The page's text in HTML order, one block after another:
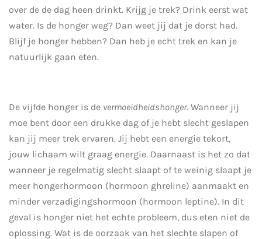
over de de dag heen drinkt. Krijg je trek? Drink eerst wat
water. Is de honger weg? Dan weet jij dat je dorst had.
Blijf je honger hebben? Dan heb je echt trek en kan je
natuurlijk gaan eten.
De vijfde honger is de vermoeidheidshonger. Wanneer jij
moe bent door een drukke dag of je hebt slecht geslapen
kan jij meer trek ervaren. Jij hebt een energie tekort,
jouw lichaam wilt graag energie. Daarnaast is het zo dat
wanneer je regelmatig slecht slaapt of te weinig slaapt je
meer hongerhormoon (hormoon ghreline) aanmaakt en
minder verzadigingshormoon (hormoon leptine). In dit
geval is honger niet het echte probleem, dus eten niet de
oplossing. Wat is de oorzaak van het slechte slapen of